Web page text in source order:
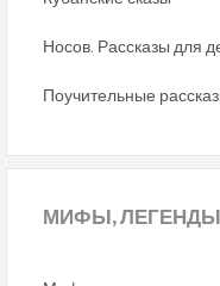
Носов. Рассказы для
Поучительные
МИФЫ,